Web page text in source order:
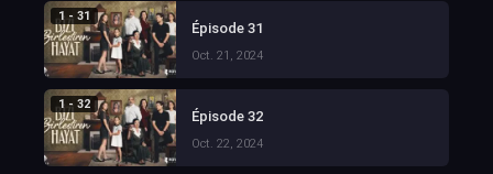
1 - 31
Épisode 31
Oct. 21, 2024
1 - 32
Épisode 32
Oct. 22, 2024